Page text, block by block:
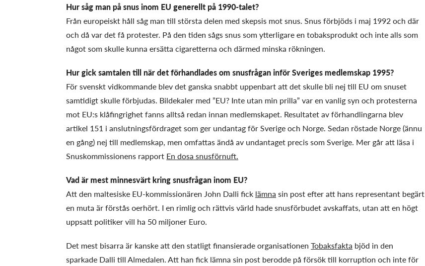
Hur såg man på snus inom EU generellt på 1990-talet?
Från europeiskt håll såg man till största delen med skepsis mot snus. Snus förbjöds i maj 1992 och där
och då var det få protester. På den tiden sågs snus som ytterligare en tobaksprodukt och inte alls som
något som skulle kunna ersätta cigaretterna och därmed minska rökningen.
Hur gick samtalen till när det förhandlades om snusfrågan inför Sveriges medlemskap 1995?
För svenskt vidkommande blev det ganska snabbt uppenbart att det skulle bli nej till EU om snuset
samtidigt skulle förbjudas. Bildekaler med ”EU? Inte utan min prilla” var en vanlig syn och protesterna
mot EU:s klåfingrighet fanns alltså redan innan medlemskapet. Resultatet av förhandlingarna blev
artikel 151 i anslutningsfördraget som ger undantag för Sverige och Norge. Sedan röstade Norge (ännu
en gång) nej till medlemskap, men omfattas ändå av undantaget precis som Sverige. Mer går att läsa i
Snuskommissionens rapport En dosa snusförnuft.
Vad är mest minnesvärt kring snusfrågan inom EU?
Att den maltesiske EU-kommissionären John Dalli fick lämna sin post efter att hans representant begärt
en muta är förstås oerhört. I en rimlig och rättvis värld hade snusförbudet avskaffats, utan att en högt
uppsatt politiker vill ha 50 miljoner Euro.
Det mest bisarra är kanske att den statligt finansierade organisationen Tobaksfakta bjöd in den
sparkade Dalli till Almedalen. Att han fick lämna sin post berodde på försök till korruption och inte för